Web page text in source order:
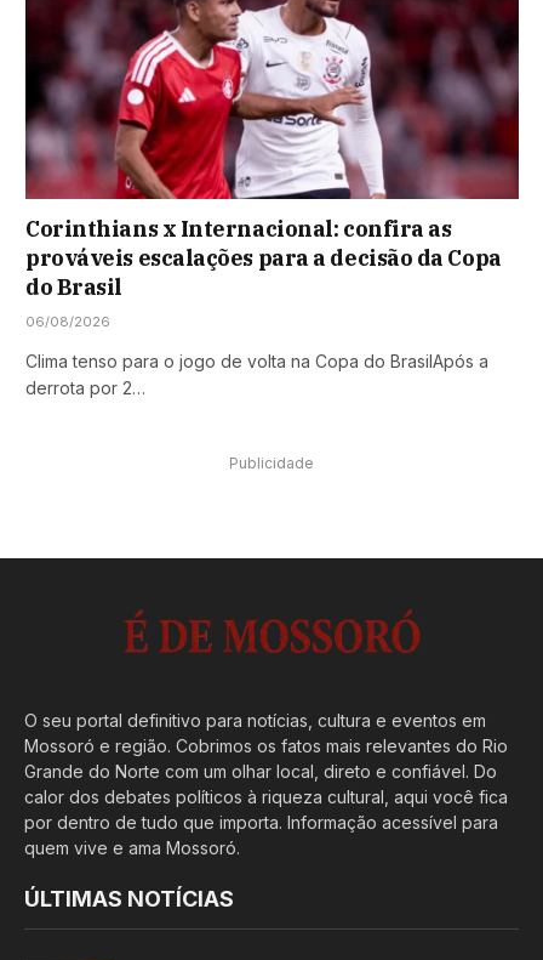
Corinthians x Internacional: confira as
prováveis escalações para a decisão da Copa
do Brasil
06/08/2026
Clima tenso para o jogo de volta na Copa do BrasilApós a
derrota por 2…
Publicidade
O seu portal definitivo para notícias, cultura e eventos em
Mossoró e região. Cobrimos os fatos mais relevantes do Rio
Grande do Norte com um olhar local, direto e confiável. Do
calor dos debates políticos à riqueza cultural, aqui você fica
por dentro de tudo que importa. Informação acessível para
quem vive e ama Mossoró.
ÚLTIMAS NOTÍCIAS